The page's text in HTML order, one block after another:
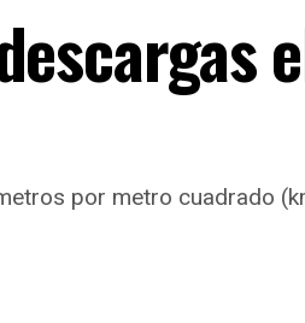
por metro cuadrado